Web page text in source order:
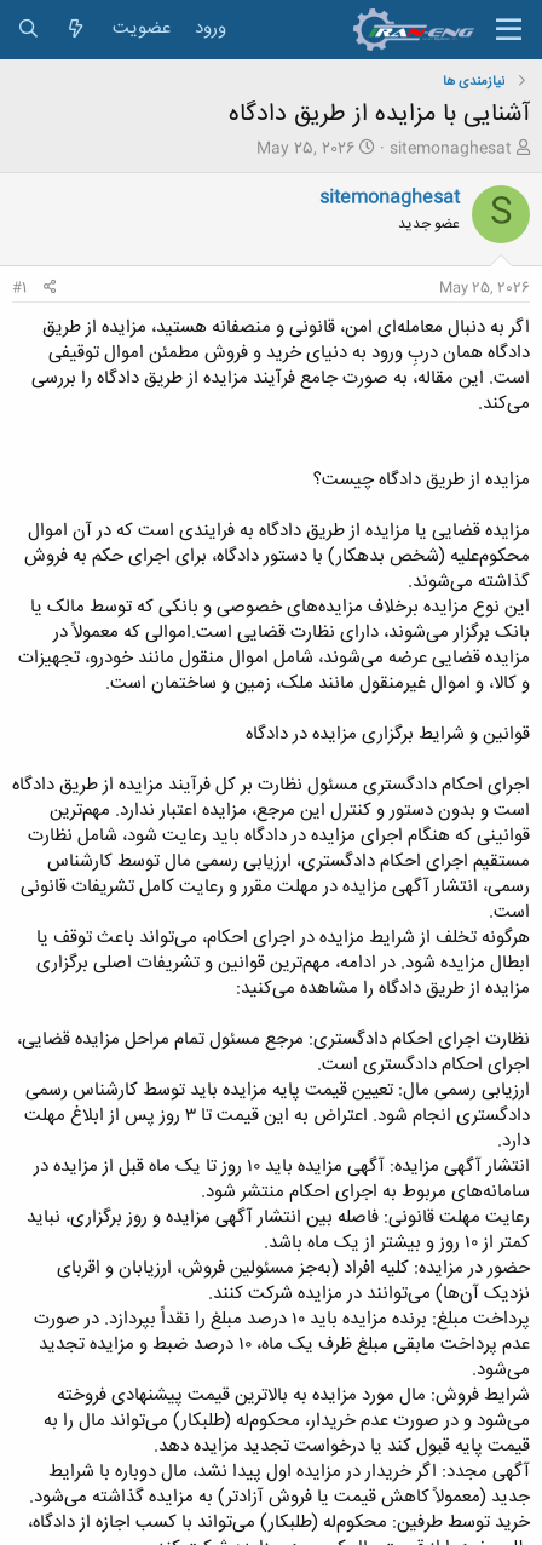
ورود عضویت
نیازمندی ها
آشنایی با مزایده از طریق دادگاه
ش
و
ع
ک
ه
م
و
ض
و
sitemonaghesat
ت
ر
ع
May 25, 2026
S
sitemonaghesat
عضو جدید
May 25, 2026
#1
اگر به دنبال معامله‌ای امن، قانونی و منصفانه هستید، مزایده از طریق
دادگاه همان دربِ ورود به دنیای خرید و فروش مطمئن اموال توقیفی
است. این مقاله، به صورت جامع فرآیند مزایده از طریق دادگاه را بررسی
می‌کند.
مزایده از طریق دادگاه چیست؟
مزایده قضایی یا مزایده از طریق دادگاه به فرایندی است که در آن اموال
محکوم‌علیه (شخص بدهکار) با دستور دادگاه، برای اجرای حکم به فروش
گذاشته می‌شوند.
این نوع مزایده برخلاف مزایده‌های خصوصی و بانکی که توسط مالک یا
بانک برگزار می‌شوند، دارای نظارت قضایی است.اموالی که معمولاً در
مزایده قضایی عرضه می‌شوند، شامل اموال منقول مانند خودرو، تجهیزات
و کالا، و اموال غیرمنقول مانند ملک، زمین و ساختمان است.
قوانین و شرایط برگزاری مزایده در دادگاه
اجرای احکام دادگستری مسئول نظارت بر کل فرآیند مزایده از طریق دادگاه
است و بدون دستور و کنترل این مرجع، مزایده اعتبار ندارد. مهم‌ترین
قوانینی که هنگام اجرای مزایده در دادگاه باید رعایت شود، شامل نظارت
مستقیم اجرای احکام دادگستری، ارزیابی رسمی مال توسط کارشناس
رسمی، انتشار آگهی مزایده در مهلت مقرر و رعایت کامل تشریفات قانونی
است.
هرگونه تخلف از شرایط مزایده در اجرای احکام، می‌تواند باعث توقف یا
ابطال مزایده شود. در ادامه، مهم‌ترین قوانین و تشریفات اصلی برگزاری
مزایده از طریق دادگاه را مشاهده می‌کنید:
نظارت اجرای احکام دادگستری: مرجع مسئول تمام مراحل مزایده قضایی،
اجرای احکام دادگستری است.
ارزیابی رسمی مال: تعیین قیمت پایه مزایده باید توسط کارشناس رسمی
دادگستری انجام شود. اعتراض به این قیمت تا ۳ روز پس از ابلاغ مهلت
دارد.
انتشار آگهی مزایده: آگهی مزایده باید ۱۰ روز تا یک ماه قبل از مزایده در
سامانه‌های مربوط به اجرای احکام منتشر شود.
رعایت مهلت قانونی: فاصله بین انتشار آگهی مزایده و روز برگزاری، نباید
کمتر از ۱۰ روز و بیشتر از یک ماه باشد.
حضور در مزایده: کلیه افراد (به‌جز مسئولین فروش، ارزیابان و اقربای
نزدیک آن‌ها) می‌توانند در مزایده شرکت کنند.
پرداخت مبلغ: برنده مزایده باید ۱۰ درصد مبلغ را نقداً بپردازد. در صورت
عدم پرداخت مابقی مبلغ ظرف یک ماه، ۱۰ درصد ضبط و مزایده تجدید
می‌شود.
شرایط فروش: مال مورد مزایده به بالاترین قیمت پیشنهادی فروخته
می‌شود و در صورت عدم خریدار، محکوم‌له (طلبکار) می‌تواند مال را به
قیمت پایه قبول کند یا درخواست تجدید مزایده دهد.
آگهی مجدد: اگر خریدار در مزایده اول پیدا نشد، مال دوباره با شرایط
جدید (معمولاً کاهش قیمت یا فروش آزادتر) به مزایده گذاشته می‌شود.
خرید توسط طرفین: محکوم‌له (طلبکار) می‌تواند با کسب اجازه از دادگاه،